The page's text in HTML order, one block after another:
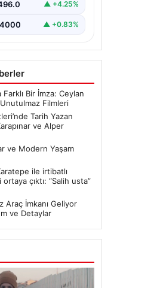
▲ +4.25%
▲ +0.83%
Farklı Bir İmza: Ceylan
Filmleri
Tarih Yazan
ve Alper
ve Modern Yaşam
ile irtibatlı
çıktı: “Salih usta”
Araç İmkanı Geliyor
ve Detaylar